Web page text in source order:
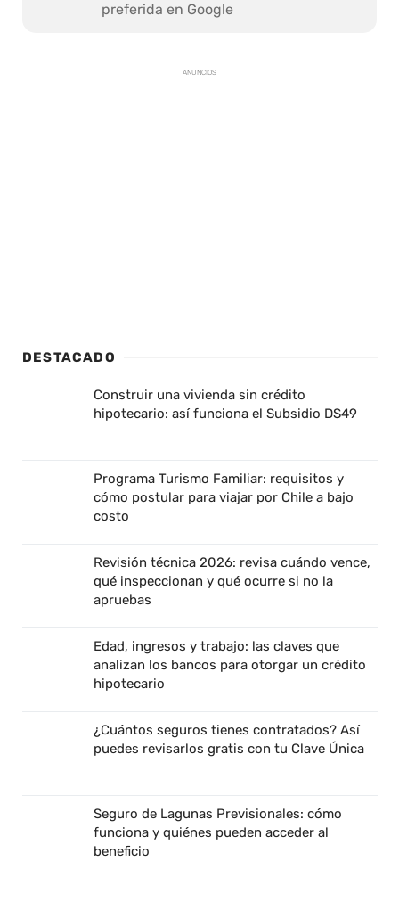
preferida en Google
ANUNCIOS
DESTACADO
Construir una vivienda sin crédito
hipotecario: así funciona el Subsidio DS49
Programa Turismo Familiar: requisitos y
cómo postular para viajar por Chile a bajo
costo
Revisión técnica 2026: revisa cuándo vence,
qué inspeccionan y qué ocurre si no la
apruebas
Edad, ingresos y trabajo: las claves que
analizan los bancos para otorgar un crédito
hipotecario
¿Cuántos seguros tienes contratados? Así
puedes revisarlos gratis con tu Clave Única
Seguro de Lagunas Previsionales: cómo
funciona y quiénes pueden acceder al
beneficio